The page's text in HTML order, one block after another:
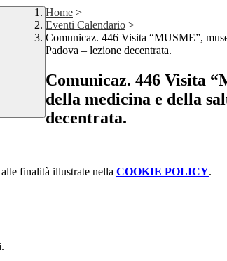
Home >
Eventi Calendario >
Comunicaz. 446 Visita “MUSME”,
Padova – lezione decentrata.
Comunicaz. 446 Visita
della medicina e della
decentrata.
finalità illustrate nella COOKIE POLICY.